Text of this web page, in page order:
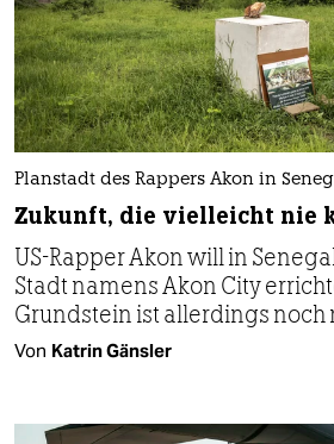
Planstadt des Rappers Akon in
Zukunft, die vielleicht nie
US-Rapper Akon will in
Stadt namens Akon City
Grundstein ist allerdings noch
Von Katrin Gänsler